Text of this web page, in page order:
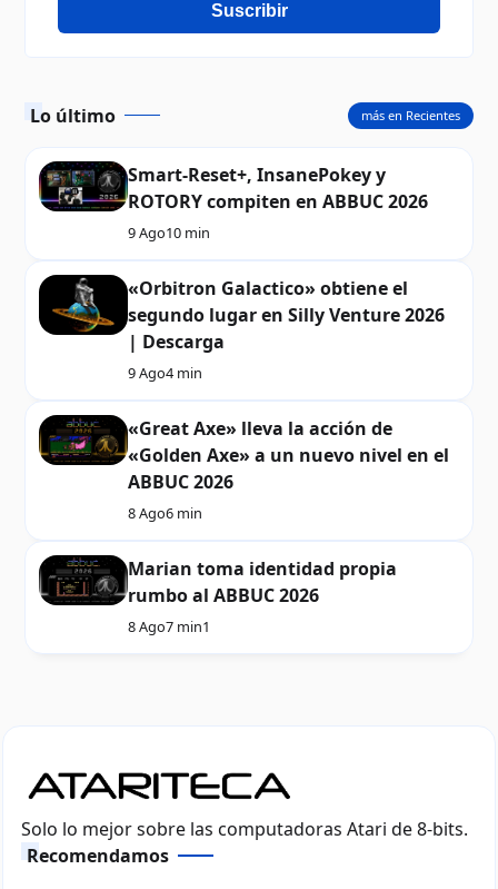
Suscribir
Lo último
Smart-Reset+, InsanePokey y
ROTORY compiten en ABBUC 2026
9 Ago10 min
«Orbitron Galactico» obtiene el
segundo lugar en Silly Venture 2026
| Descarga
9 Ago4 min
«Great Axe» lleva la acción de
«Golden Axe» a un nuevo nivel en el
ABBUC 2026
8 Ago6 min
Marian toma identidad propia
rumbo al ABBUC 2026
8 Ago7 min1
más en Recientes
Solo lo mejor sobre las computadoras Atari de 8-bits.
Recomendamos